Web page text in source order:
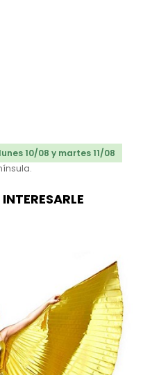
10/08 y martes 11/08